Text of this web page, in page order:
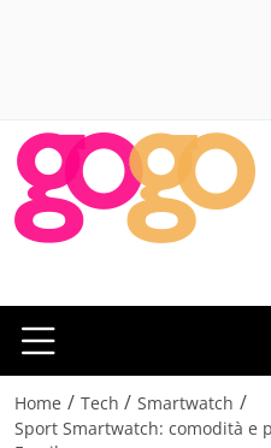
Home / Tech / Smartwatch /
Sport Smartwatch: comodità e